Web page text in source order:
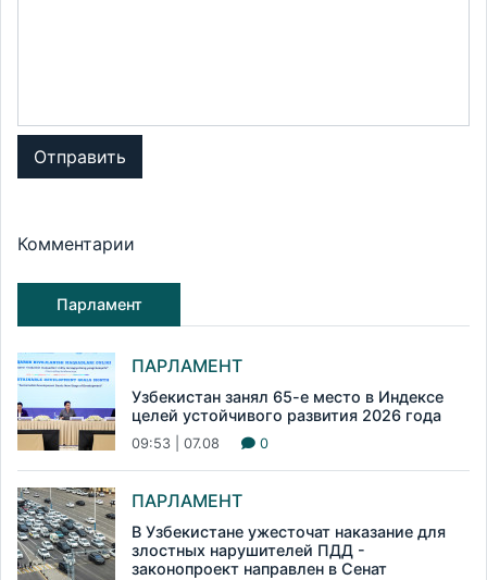
Отправить
Комментарии
Парламент
ПАРЛАМЕНТ
Узбекистан занял 65-е место в Индексе
целей устойчивого развития 2026 года
09:53 | 07.08 0
ПАРЛАМЕНТ
В Узбекистане ужесточат наказание для
злостных нарушителей ПДД -
законопроект направлен в Сенат